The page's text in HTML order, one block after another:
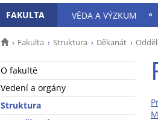
FAKULTA VĚDA A VÝZKUM
Fakulta Struktura Děkanát
O fakultě
Vedení a orgány
Struktura